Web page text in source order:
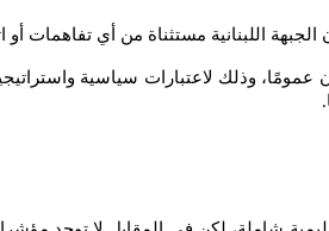
اللبنانية مستثناة من أي تفاهمات
وذلك لاعتبارات سياسية
.